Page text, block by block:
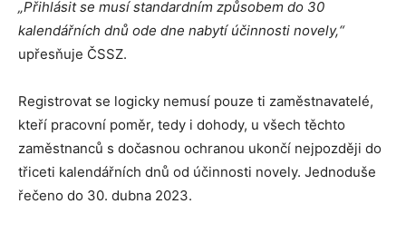
„Přihlásit se musí standardním způsobem do 30
kalendářních dnů ode dne nabytí účinnosti novely,“
upřesňuje ČSSZ.
Registrovat se logicky nemusí pouze ti zaměstnavatelé,
kteří pracovní poměr, tedy i dohody, u všech těchto
zaměstnanců s dočasnou ochranou ukončí nejpozději do
třiceti kalendářních dnů od účinnosti novely. Jednoduše
řečeno do 30. dubna 2023.